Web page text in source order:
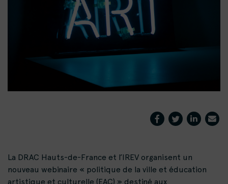
La DRAC Hauts-de-France et l’IREV organisent un
nouveau webinaire « politique de la ville et éducation
artistique et culturelle (EAC) » destiné aux